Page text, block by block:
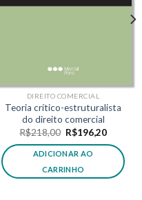
DIREITO COMERCIAL
Teoria crítico-estruturalista
do direito comercial
R$218,00 O
preço
original
era:
R$218,00.
R$196,20O
atual
ADICIONAR AO
CARRINHO